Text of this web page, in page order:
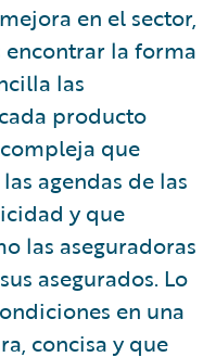
en el sector,
encontrar la forma
las
producto
que
agendas de las
y que
las aseguradoras
asegurados. Lo
en una
concisa y que